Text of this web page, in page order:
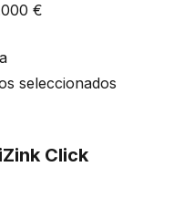
€
seleccionados
Click